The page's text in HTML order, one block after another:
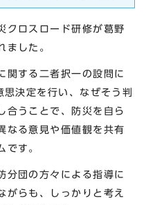
ロスロード研修が葛野
ました。
する二者択一の設問に
決定を行い、なぜそう判
合うことで、防災を自ら
なる意見や価値観を共有
です。
団の方々による指導に
がらも、しっかりと考え